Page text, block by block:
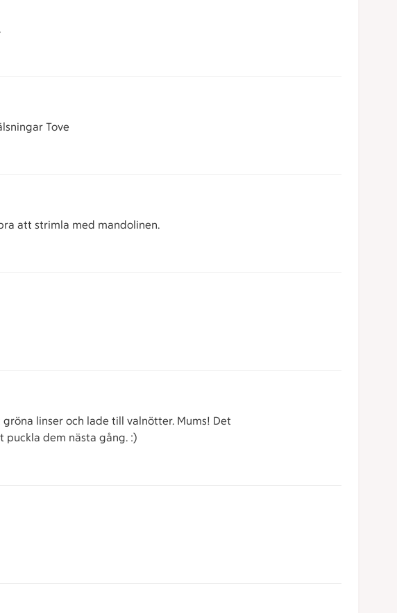
Tove
att strimla med mandolinen.
linser och lade till valnötter. Mums! Det
puckla dem nästa gång. :)